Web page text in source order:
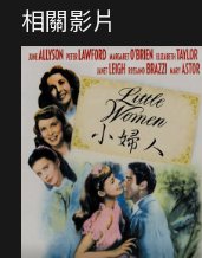
相關影片